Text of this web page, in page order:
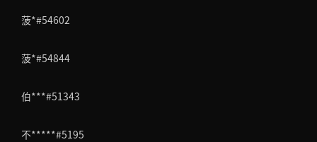
菠*#54602
菠*#54844
伯***#51343
不*****#5195